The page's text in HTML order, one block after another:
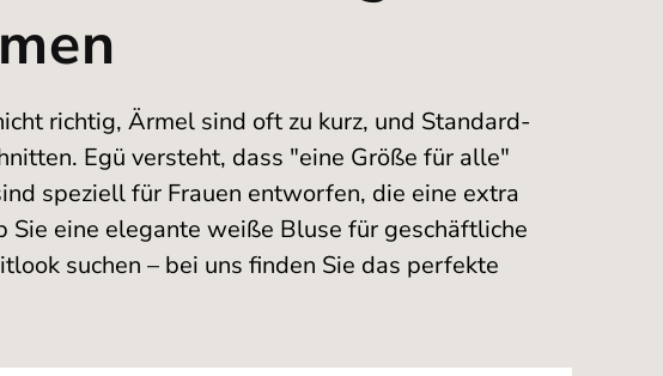
richtig, Ärmel sind oft zu kurz, und Standard-
Egü versteht, dass "eine Größe für alle"
speziell für Frauen entworfen, die eine extra
Sie eine elegante weiße Bluse für geschäftliche
suchen – bei uns finden Sie das perfekte